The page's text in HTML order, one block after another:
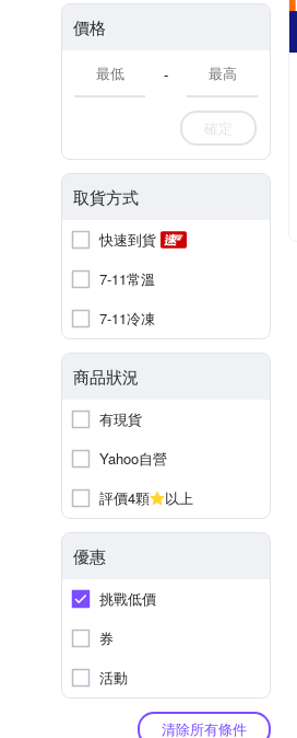
價格
-
確定
取貨方式
快速到貨
7-11常溫
7-11冷凍
商品狀況
有現貨
Yahoo自營
評價4顆
以上
優惠
挑戰低價
券
活動
清除所有條件